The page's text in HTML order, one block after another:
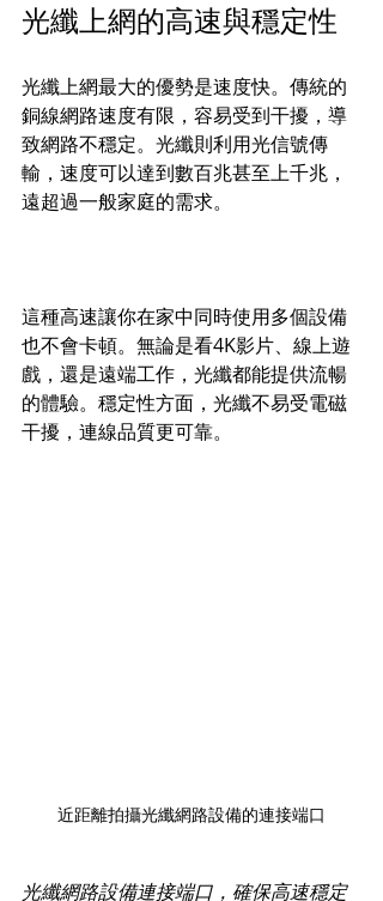
光纖上網的高速與穩定性
光纖上網最大的優勢是速度快。傳統的
銅線網路速度有限，容易受到干擾，導
致網路不穩定。光纖則利用光信號傳
輸，速度可以達到數百兆甚至上千兆，
遠超過一般家庭的需求。
這種高速讓你在家中同時使用多個設備
也不會卡頓。無論是看4K影片、線上遊
戲，還是遠端工作，光纖都能提供流暢
的體驗。穩定性方面，光纖不易受電磁
干擾，連線品質更可靠。
近距離拍攝光纖網路設備的連接端口
光纖網路設備連接端口，確保高速穩定